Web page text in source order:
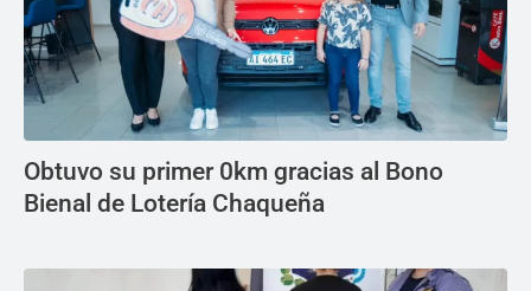
Obtuvo su primer 0km gracias al Bono
Bienal de Lotería Chaqueña